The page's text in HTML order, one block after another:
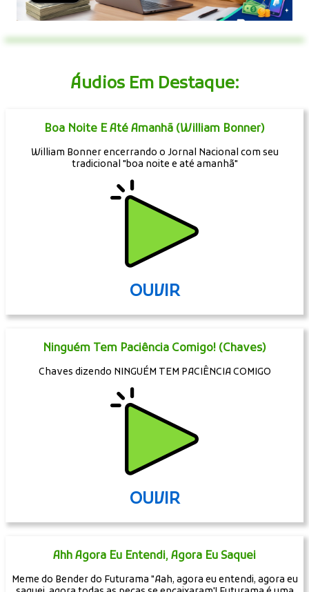
Áudios Em Destaque:
Boa Noite E Até Amanhã (William Bonner)
William Bonner encerrando o Jornal Nacional com seu
tradicional "boa noite e até amanhã"
OUVIR
Ninguém Tem Paciência Comigo! (Chaves)
Chaves dizendo NINGUÉM TEM PACIÊNCIA COMIGO
OUVIR
Ahh Agora Eu Entendi, Agora Eu Saquei
Meme do Bender do Futurama "Aah, agora eu entendi, agora eu